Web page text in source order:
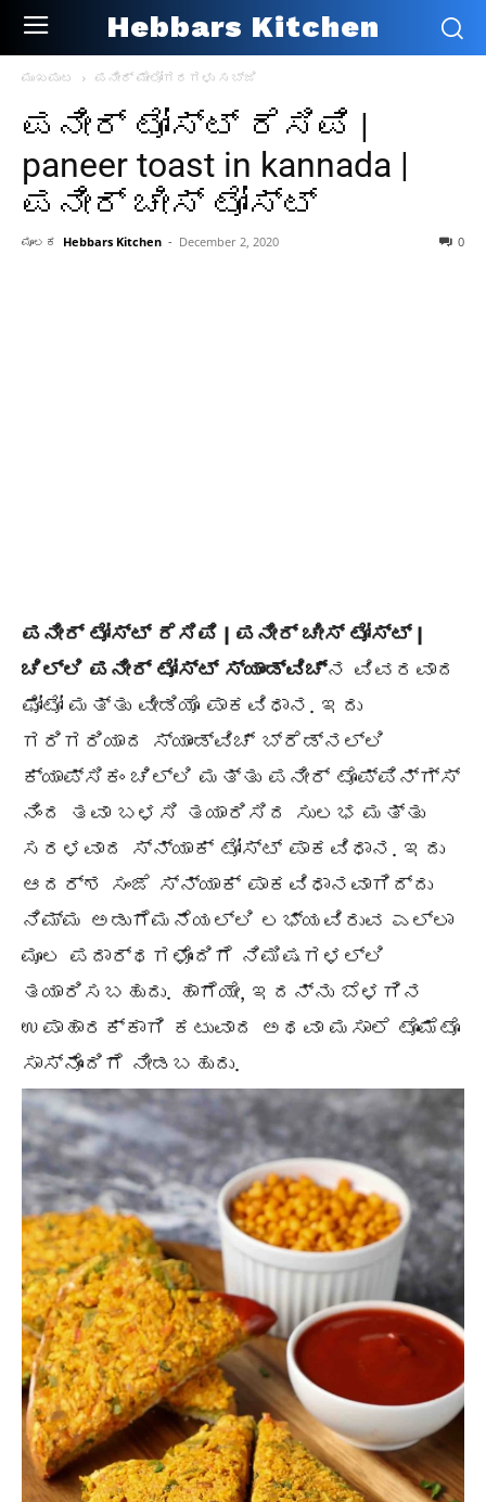
Hebbars Kitchen
ಮುಖಪುಟ ಪನೀರ್ ಮೇಲೋಗರಗಳು ಸಬ್ಜಿ
ಪನೀರ್ ಟೋಸ್ಟ್ ರೆಸಿಪಿ |
paneer toast in kannada |
ಪನೀರ್ ಚೀಸ್ ಟೋಸ್ಟ್
ಮೂಲಕ Hebbars Kitchen - December 2, 2020 0
ಪನೀರ್ ಟೋಸ್ಟ್ ರೆಸಿಪಿ | ಪನೀರ್ ಚೀಸ್ ಟೋಸ್ಟ್ |
ಚಿಲ್ಲಿ ಪನೀರ್ ಟೋಸ್ಟ್ ಸ್ಯಾಂಡ್‌ವಿಚ್ನ ವಿವರವಾದ
ಫೋಟೋ ಮತ್ತು ವೀಡಿಯೊ ಪಾಕವಿಧಾನ. ಇದು
ಗರಿಗರಿಯಾದ ಸ್ಯಾಂಡ್‌ವಿಚ್ ಬ್ರೆಡ್‌ನಲ್ಲಿ
ಕ್ಯಾಪ್ಸಿಕಂ ಚಿಲ್ಲಿ ಮತ್ತು ಪನೀರ್ ಟೊಪ್ಪಿನ್ಗ್ಸ್
ನಿಂದ ತವಾ ಬಳಸಿ ತಯಾರಿಸಿದ ಸುಲಭ ಮತ್ತು
ಸರಳವಾದ ಸ್ನ್ಯಾಕ್ ಟೋಸ್ಟ್ ಪಾಕವಿಧಾನ. ಇದು
ಆದರ್ಶ ಸಂಜೆ ಸ್ನ್ಯಾಕ್ ಪಾಕವಿಧಾನವಾಗಿದ್ದು
ನಿಮ್ಮ ಅಡುಗೆಮನೆಯಲ್ಲಿ ಲಭ್ಯವಿರುವ ಎಲ್ಲಾ
ಮೂಲ ಪದಾರ್ಥಗಳೊಂದಿಗೆ ನಿಮಿಷಗಳಲ್ಲಿ
ತಯಾರಿಸಬಹುದು. ಹಾಗೆಯೇ, ಇದನ್ನು ಬೆಳಗಿನ
ಉಪಾಹಾರಕ್ಕಾಗಿ ಕಟುವಾದ ಅಥವಾ ಮಸಾಲೆ ಟೊಮೆಟೊ
ಸಾಸ್‌ನೊಂದಿಗೆ ನೀಡಬಹುದು.